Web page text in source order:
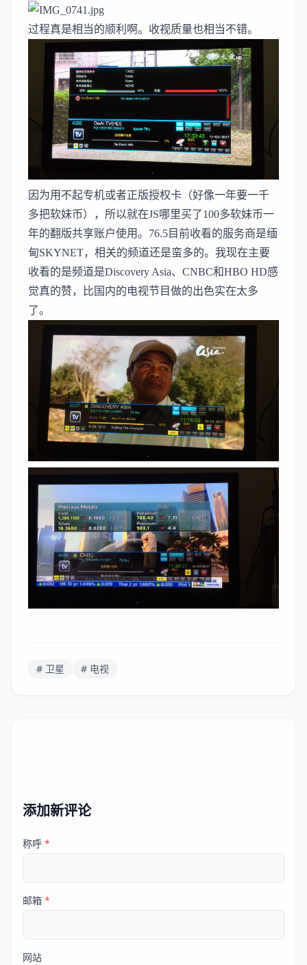
过程真是相当的顺利啊。收视质量也相当不错。
因为用不起专机或者正版授权卡（好像一年要一千
多把软妹币），所以就在JS哪里买了100多软妹币一
年的翻版共享账户使用。76.5目前收看的服务商是缅
甸SKYNET，相关的频道还是蛮多的。我现在主要
收看的是频道是Discovery Asia、CNBC和HBO HD感
觉真的赞，比国内的电视节目做的出色实在太多
了。
# 卫星 # 电视
添加新评论
称呼 *
邮箱 *
网站